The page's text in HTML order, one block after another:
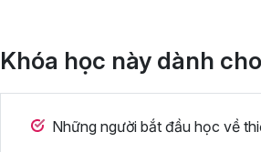
Khóa học này dành
Những người bắt đầu học về